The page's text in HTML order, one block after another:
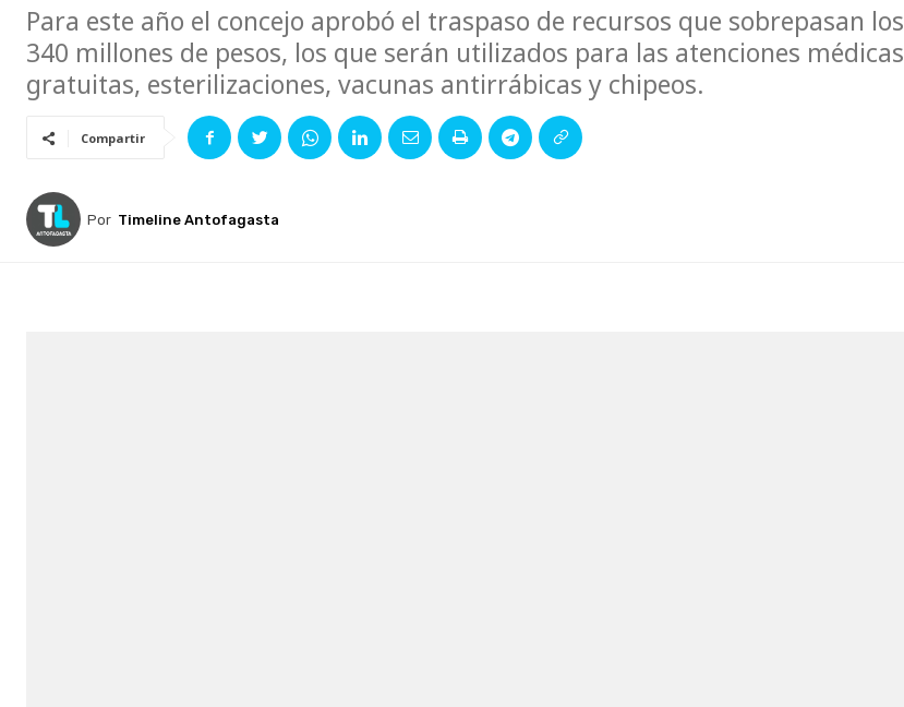
Para este año el concejo aprobó el traspaso de recursos que sobrepasan los
340 millones de pesos, los que serán utilizados para las atenciones médicas
gratuitas, esterilizaciones, vacunas antirrábicas y chipeos.
Compartir
Por Timeline Antofagasta